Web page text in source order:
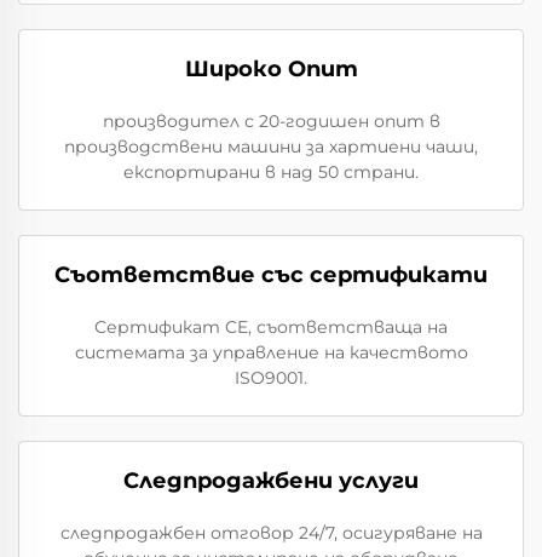
Широко Опит
производител с 20-годишен опит в
производствени машини за хартиени чаши,
експортирани в над 50 страни.
Съответствие със сертификати
Сертификат CE, съответстваща на
системата за управление на качеството
ISO9001.
Следпродажбени услуги
следпродажбен отговор 24/7, осигуряване на